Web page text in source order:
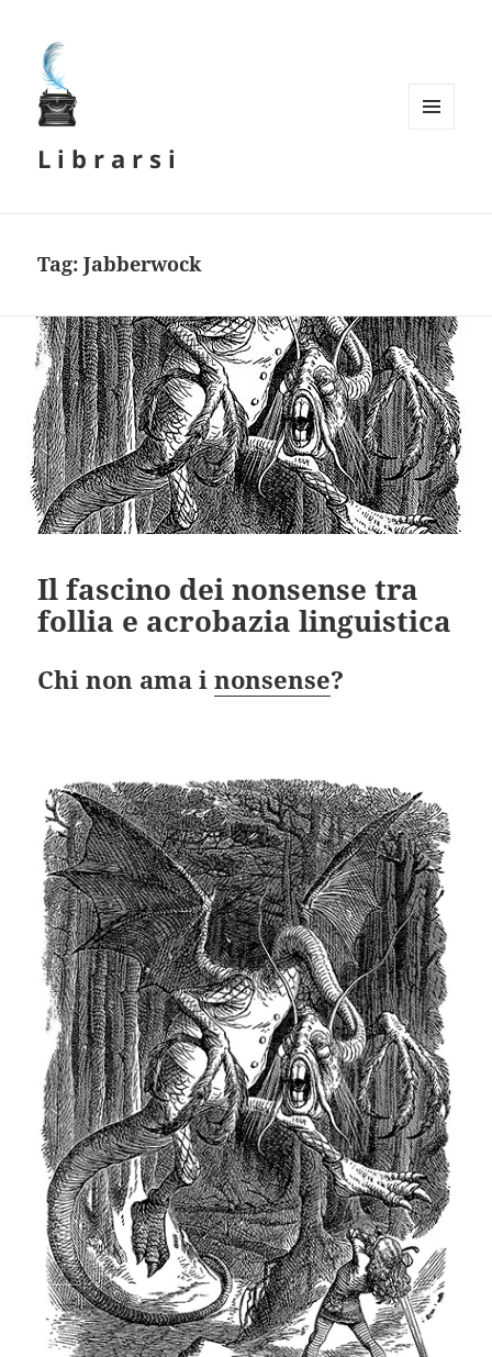
L i b r a r s i
Tag:Jabberwock
Il fascino dei nonsense tra
follia e acrobazia linguistica
Chi non ama inonsense?